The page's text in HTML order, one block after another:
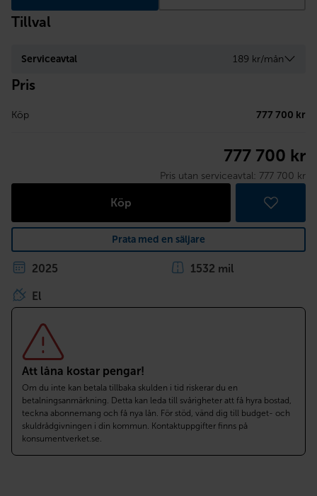
Tillval
Serviceavtal 189 kr/mån
Pris
Köp 777 700 kr
777 700 kr
Pris utan serviceavtal: 777 700 kr
Köp
Prata med en säljare
2025 1532 mil
El
Att låna kostar pengar!
Om du inte kan betala tillbaka skulden i tid riskerar du en
betalningsanmärkning. Detta kan leda till svårigheter att få hyra bostad,
teckna abonnemang och få nya lån. För stöd, vänd dig till budget- och
skuldrådgivningen i din kommun. Kontaktuppgifter finns på
konsumentverket.se.